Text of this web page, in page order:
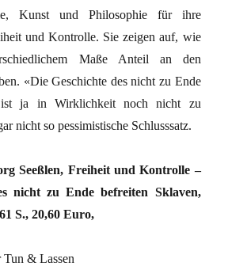
Kunst und Philosophie für ihre
und Kontrolle. Sie zeigen auf, wie
Maße Anteil an den
«Die Geschichte des nicht zu Ende
ist ja in Wirklichkeit noch nicht zu
nicht so pessimistische Schlusssatz.
Seeßlen, Freiheit und Kontrolle –
nicht zu Ende befreiten Sklaven,
S., 20,60 Euro,
& Lassen